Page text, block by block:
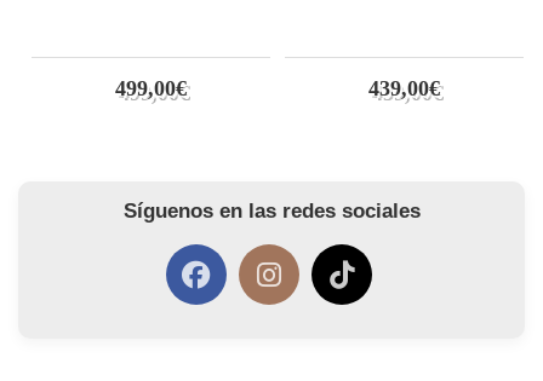
499,00€ 439,00€
Síguenos en las redes sociales